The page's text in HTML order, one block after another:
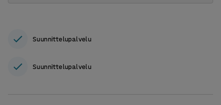
Suunnittelupalvelu
Suunnittelupalvelu